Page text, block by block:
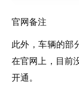
官网备注
此外，车辆的部
在官网上，目前
开通。